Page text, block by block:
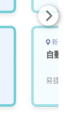
新竹
自動
易捷系